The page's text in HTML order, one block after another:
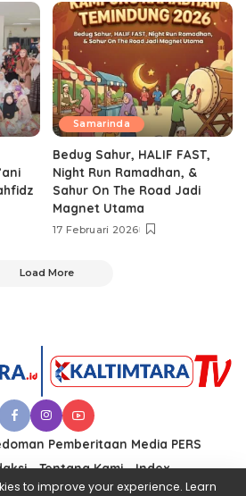
Samarinda
Bedug Sahur, HALIF FAST,
Night Run Ramadhan, &
Sahur On The Road Jadi
Magnet Utama
17 Februari 2026
Load More
Pemberitaan Media PERS
Tentang Kami
Index
to improve your experience. Learn